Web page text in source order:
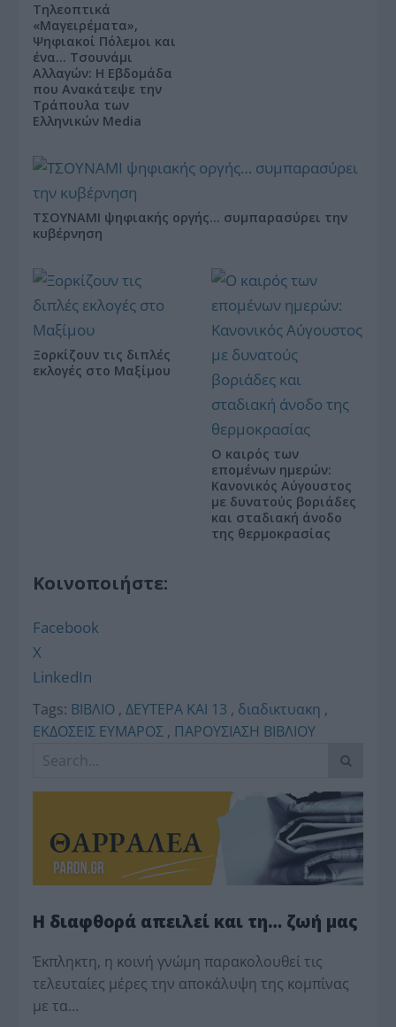
Τηλεοπτικά
«Μαγειρέματα»,
Ψηφιακοί Πόλεμοι και
ένα… Τσουνάμι
Αλλαγών: Η Εβδομάδα
που Ανακάτεψε την
Τράπουλα των
Ελληνικών Media
ΤΣΟΥΝΑΜΙ ψηφιακής οργής… συμπαρασύρει την
κυβέρνηση
Ξορκίζουν τις διπλές
εκλογές στο Μαξίμου
Ο καιρός των
επομένων ημερών:
Κανονικός Αύγουστος
με δυνατούς βοριάδες
και σταδιακή άνοδο
της θερμοκρασίας
Κοινοποιήστε:
Facebook
X
LinkedIn
Tags: ΒΙΒΛΙΟ ,ΔΕΥΤΕΡΑ ΚΑΙ 13 , διαδικτυακη ,
ΕΚΔΟΣΕΙΣ ΕΥΜΑΡΟΣ , ΠΑΡΟΥΣΙΑΣΗ ΒΙΒΛΙΟΥ
Η διαφθορά απειλεί και τη… ζωή μας
Έκπληκτη, η κοινή γνώμη παρακολουθεί τις
τελευταίες μέρες την αποκάλυψη της κο­μπίνας
με τα…